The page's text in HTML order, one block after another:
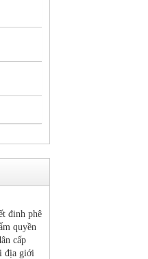
đinh phê
quyền
cấp
địa giới